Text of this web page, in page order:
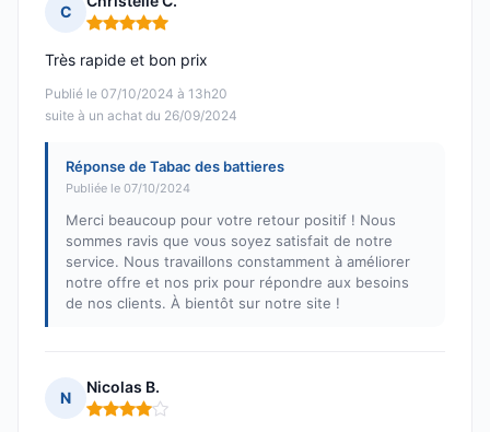
C
Note : 5 sur 5
Publié le 07/10/2024 à 13h20
suite à un achat du 26/09/2024
Très rapide et bon prix
Réponse de Tabac des battieres
Publiée le 07/10/2024
Merci beaucoup pour votre retour positif ! Nous
sommes ravis que vous soyez satisfait de notre
service. Nous travaillons constamment à améliorer
notre offre et nos prix pour répondre aux besoins
de nos clients. À bientôt sur notre site !
N
Nicolas B.
Note : 4 sur 5